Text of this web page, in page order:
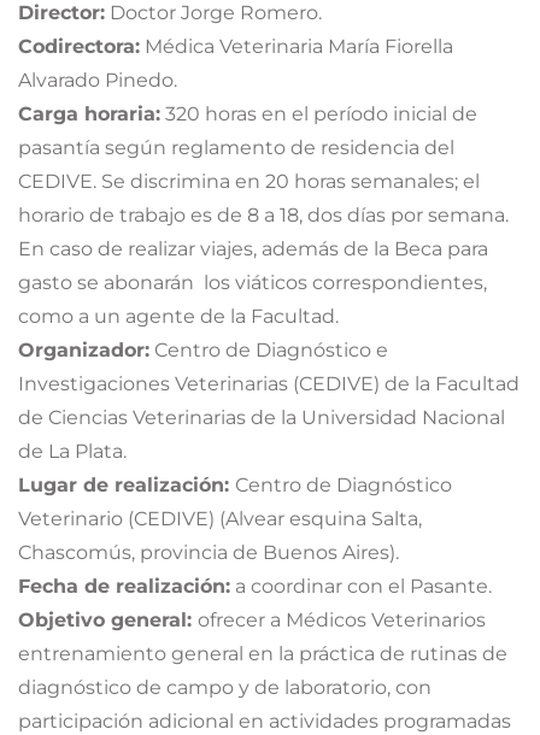
Director: Doctor Jorge Romero.
Codirectora: Médica Veterinaria María Fiorella
Alvarado Pinedo.
Carga horaria: 320 horas en el período inicial de
pasantía según reglamento de residencia del
CEDIVE. Se discrimina en 20 horas semanales; el
horario de trabajo es de 8 a 18, dos días por semana.
En caso de realizar viajes, además de la Beca para
gasto se abonarán los viáticos correspondientes,
como a un agente de la Facultad.
Organizador: Centro de Diagnóstico e
Investigaciones Veterinarias (CEDIVE) de la Facultad
de Ciencias Veterinarias de la Universidad Nacional
de La Plata.
Lugar de realización: Centro de Diagnóstico
Veterinario (CEDIVE) (Alvear esquina Salta,
Chascomús, provincia de Buenos Aires).
Fecha de realización: a coordinar con el Pasante.
Objetivo general: ofrecer a Médicos Veterinarios
entrenamiento general en la práctica de rutinas de
diagnóstico de campo y de laboratorio, con
participación adicional en actividades programadas